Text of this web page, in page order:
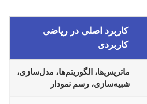
کاربرد اصلی در ریاضی
کاربردی
ماتریس‌ها، الگوریتم‌ها، مدل‌سازی،
شبیه‌سازی، رسم نمودار